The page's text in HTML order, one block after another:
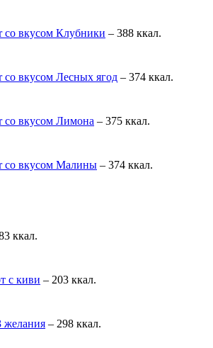
со вкусом Клубники – 388 ккал.
со вкусом Лесных ягод – 374 ккал.
со вкусом Лимона – 375 ккал.
со вкусом Малины – 374 ккал.
ккал.
с киви – 203 ккал.
желания – 298 ккал.